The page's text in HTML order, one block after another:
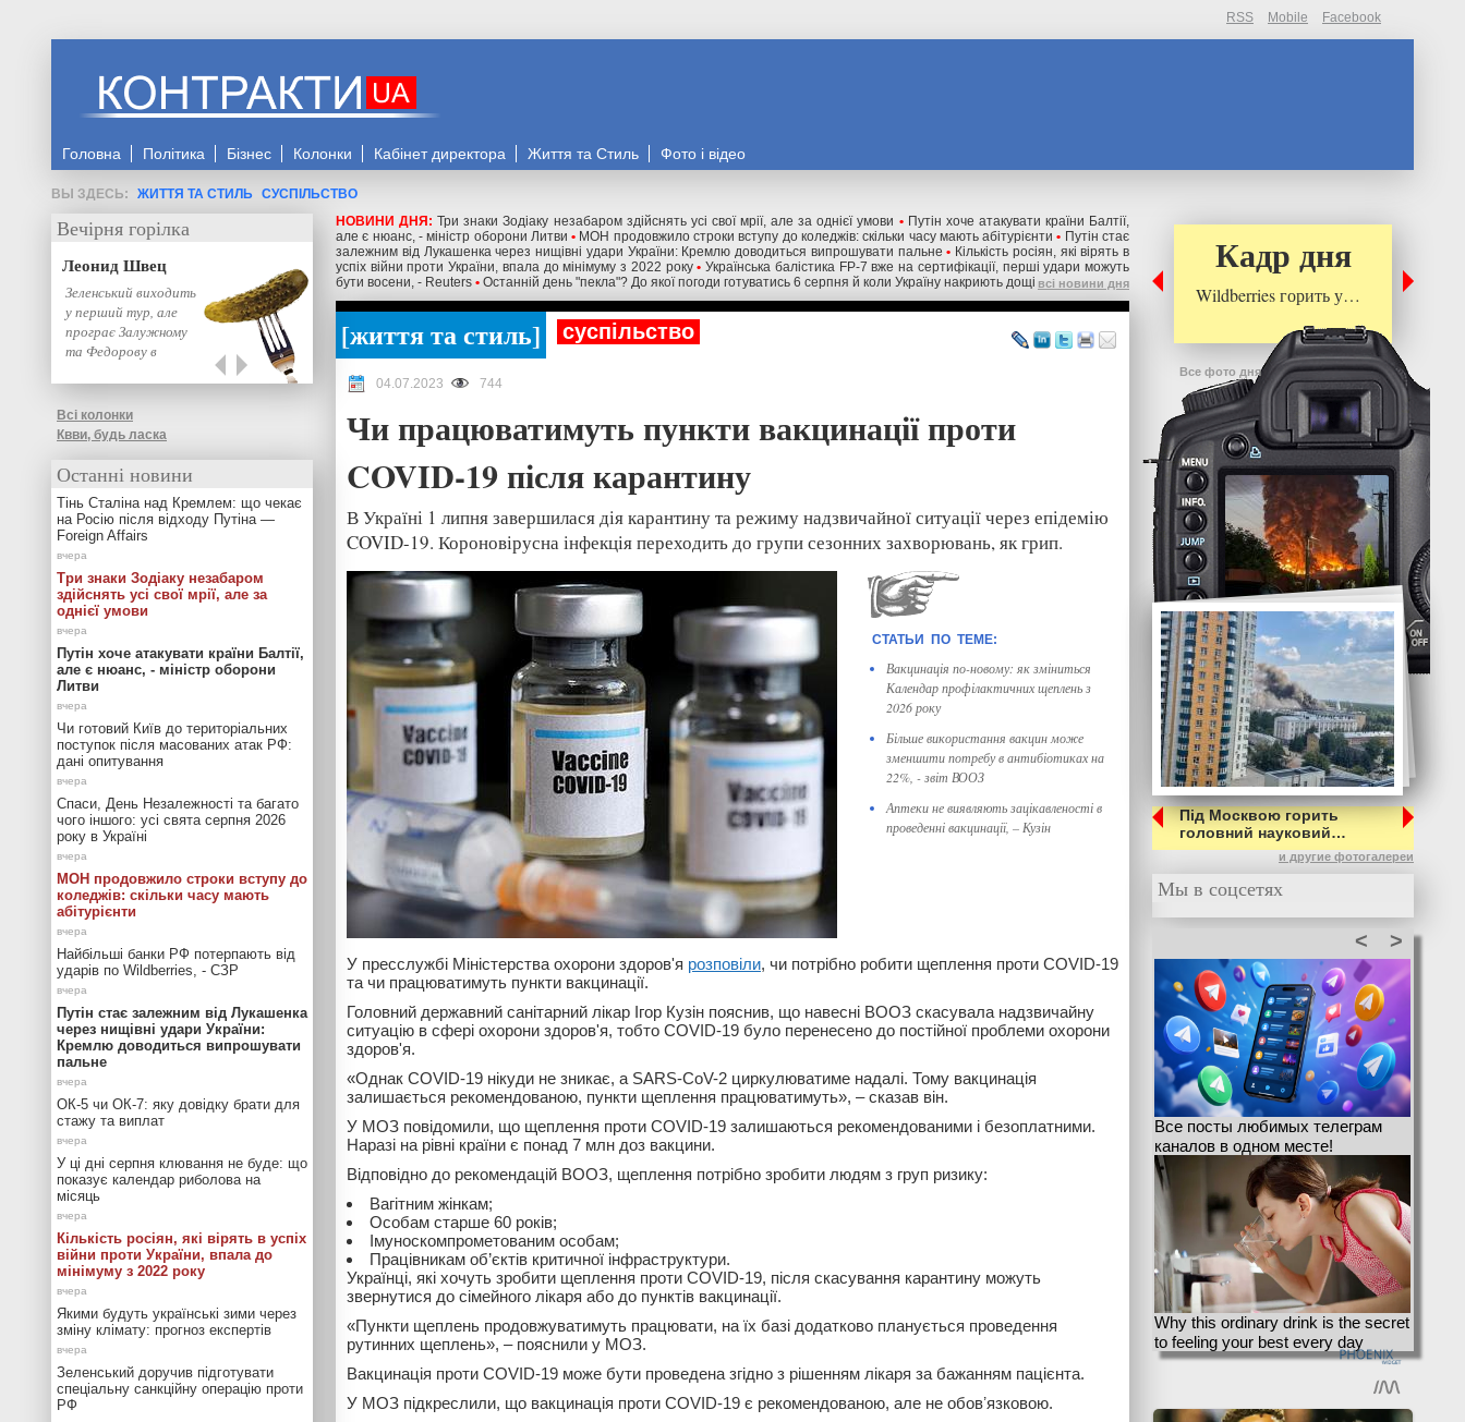
RSS Mobile Facebook
Головна Політика Бізнес Колонки Кабінет директора Життя та Стиль Фото і відео
ЖИТТЯ ТА СТИЛЬ СУСПІЛЬСТВО
НОВИНИ ДНЯ:Три знаки Зодіаку незабаром здійснять усі свої мрії, але за однієї умови • Путін хоче атакувати країни Балтії,
але є нюанс, - міністр оборони Литви • МОН продовжило строки вступу до коледжів: скільки часу мають абітурієнти • Путін стає
залежним від Лукашенка через нищівні удари України: Кремлю доводиться випрошувати пальне • Кількість росіян, які вірять в
успіх війни проти України, впала до мінімуму з 2022 року • Українська балістика FP-7 вже на сертифікації, перші удари можуть
бути восени, - Reuters • Останній день "пекла"? До якої погоди готуватись 6 серпня й коли Україну накриють дощі всі новини дня
життя та стиль суспільство
04.07.2023 744
Чи працюватимуть пункти вакцинації проти
COVID-19 після карантину
В Україні 1 липня завершилася дія карантину та режиму надзвичайної ситуації через епідемію
COVID-19. Короновірусна інфекція переходить до групи сезонних захворювань, як грип.
Вакцинація по-новому: як зміниться
Календар профілактичних щеплень з
2026 року
Більше використання вакцин може
зменшити потребу в антибіотиках на
22%, - звіт ВООЗ
Аптеки не виявляють зацікавленості в
проведенні вакцинації, – Кузін
У пресслужбі Міністерства охорони здоров'я розповіли, чи потрібно робити щеплення проти COVID-19
та чи працюватимуть пункти вакцинації.
Головний державний санітарний лікар Ігор Кузін пояснив, що навесні ВООЗ скасувала надзвичайну
ситуацію в сфері охорони здоров'я, тобто COVID-19 було перенесено до постійної проблеми охорони
здоров'я.
«Однак COVID-19 нікуди не зникає, а SARS-CoV-2 циркулюватиме надалі. Тому вакцинація
залишається рекомендованою, пункти щеплення працюватимуть», – сказав він.
У МОЗ повідомили, що щеплення проти COVID-19 залишаються рекомендованими і безоплатними.
Наразі на рівні країни є понад 7 млн доз вакцини.
Відповідно до рекомендацій ВООЗ, щеплення потрібно зробити людям з груп ризику:
Вагітним жінкам;
Особам старше 60 років;
Імуноскомпрометованим особам;
Працівникам об’єктів критичної інфраструктури.
Українці, які хочуть зробити щеплення проти COVID-19, після скасування карантину можуть
звернутися до сімейного лікаря або до пунктів вакцинації.
«Пункти щеплень продовжуватимуть працювати, на їх базі додатково планується проведення
рутинних щеплень», – пояснили у МОЗ.
Вакцинація проти COVID-19 може бути проведена згідно з рішенням лікаря за бажанням пацієнта.
У МОЗ підкреслили, що вакцинація проти COVID-19 є рекомендованою, але не обовʼязковою.
Вечірня горілка
Леонид Швец
Зеленський виходить
у перший тур, але
програє Залужному
та Федорову в
Всі колонки
Квви, будь ласка
Останні новини
Тінь Сталіна над Кремлем: що чекає
на Росію після відходу Путіна —
Foreign Affairs
Три знаки Зодіаку незабаром
здійснять усі свої мрії, але за
однієї умови
Путін хоче атакувати країни Балтії,
але є нюанс, - міністр оборони
Литви
Чи готовий Київ до територіальних
поступок після масованих атак РФ:
дані опитування
Спаси, День Незалежності та багато
чого іншого: усі свята серпня 2026
року в Україні
МОН продовжило строки вступу до
коледжів: скільки часу мають
абітурієнти
Найбільші банки РФ потерпають від
ударів по Wildberries, - СЗР
Путін стає залежним від Лукашенка
через нищівні удари України:
Кремлю доводиться випрошувати
пальне
ОК-5 чи ОК-7: яку довідку брати для
стажу та виплат
У ці дні серпня клювання не буде: що
показує календар риболова на
місяць
Кількість росіян, які вірять в успіх
війни проти України, впала до
мінімуму з 2022 року
Якими будуть українські зими через
зміну клімату: прогноз експертів
Зеленський доручив підготувати
спеціальну санкційну операцію проти
РФ
Кадр дня
Wildberries горить у…
Все фото дня
Під Москвою горить
головний науковий…
и другие фотогалереи
Мы в соцсетях
>
<
Все посты любимых телеграм
каналов в одном месте!
Why this ordinary drink is the secret
to feeling your best every day